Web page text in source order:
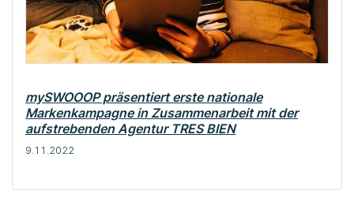
mySWOOOP präsentiert erste nationale
Markenkampagne in Zusammenarbeit mit der
aufstrebenden Agentur TRES BIEN
9.11.2022